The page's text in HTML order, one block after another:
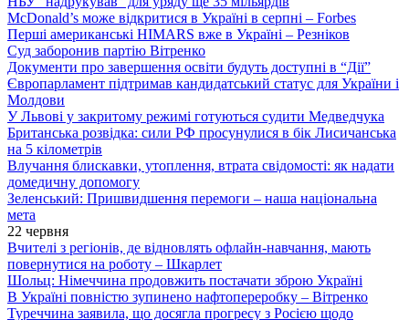
McDonald’s може відкритися в Україні в серпні – Forbes
Перші американські HIMARS вже в Україні – Резніков
Суд заборонив партію Вітренко
Документи про завершення освіти будуть доступні в “Дії”
Європарламент підтримав кандидатський статус для України і
Молдови
У Львові у закритому режимі готуються судити Медведчука
Британська розвідка: сили РФ просунулися в бік Лисичанська
на 5 кілометрів
Влучання блискавки, утоплення, втрата свідомості: як надати
домедичну допомогу
Зеленський: Пришвидшення перемоги – наша національна
мета
22 червня
Вчителі з регіонів, де відновлять офлайн-навчання, мають
повернутися на роботу – Шкарлет
Шольц: Німеччина продовжить постачати зброю Україні
В Україні повністю зупинено нафтопереробку – Вітренко
Туреччина заявила, що досягла прогресу з Росією щодо